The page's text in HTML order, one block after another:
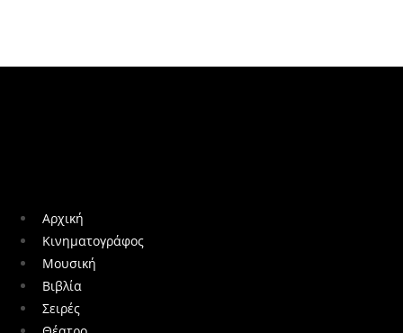
Αρχική
Κινηματογράφος
Μουσική
Βιβλία
Σειρές